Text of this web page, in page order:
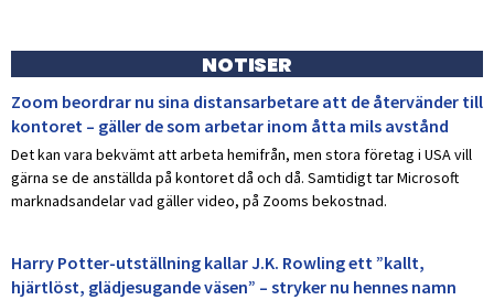
NOTISER
Zoom beordrar nu sina distansarbetare att de återvänder till
kontoret – gäller de som arbetar inom åtta mils avstånd
Det kan vara bekvämt att arbeta hemifrån, men stora företag i USA vill
gärna se de anställda på kontoret då och då. Samtidigt tar Microsoft
marknadsandelar vad gäller video, på Zooms bekostnad.
Harry Potter-utställning kallar J.K. Rowling ett ”kallt,
hjärtlöst, glädjesugande väsen” – stryker nu hennes namn